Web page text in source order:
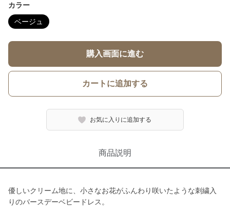
カラー
ベージュ
購入画面に進む
カートに追加する
お気に入りに追加する
商品説明
優しいクリーム地に、小さなお花がふんわり咲いたような刺繍入
りのバースデーベビードレス。